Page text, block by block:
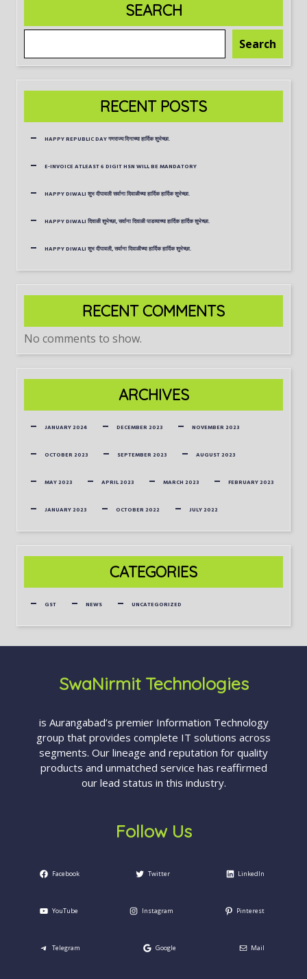
SEARCH
Search
RECENT POSTS
HAPPY REPUBLIC DAY गणराज्य दिनाच्या हार्दिक शुभेच्छा.
E-INVOICE ATLEAST 6 DIGIT HSN WILL BE MANDATORY
HAPPY DIWALI शुभ दीपावली सर्वाना दिवाळीच्या हार्दिक हार्दिक शुभेच्छा.
HAPPY DIWALI दिवाळी शुभेच्छा, सर्वाना दिवाळी पाडव्याच्या हार्दिक हार्दिक शुभेच्छा.
HAPPY DIWALI शुभ दीपावली, सर्वाना दिवाळीच्या हार्दिक हार्दिक शुभेच्छा.
RECENT COMMENTS
No comments to show.
ARCHIVES
JANUARY 2024 DECEMBER 2023 NOVEMBER 2023
OCTOBER 2023 SEPTEMBER 2023 AUGUST 2023
MAY 2023 APRIL 2023 MARCH 2023 FEBRUARY 2023
JANUARY 2023 OCTOBER 2022 JULY 2022
CATEGORIES
GST NEWS UNCATEGORIZED
SwaNirmit Technologies
is Aurangabad’s premier Information Technology
group that provides complete IT solutions across
segments. Our lineage and reputation for quality
products and unmatched service has reaffirmed
our lead status in this industry.
Follow Us
Facebook Twitter LinkedIn
YouTube Instagram Pinterest
Telegram Google Mail